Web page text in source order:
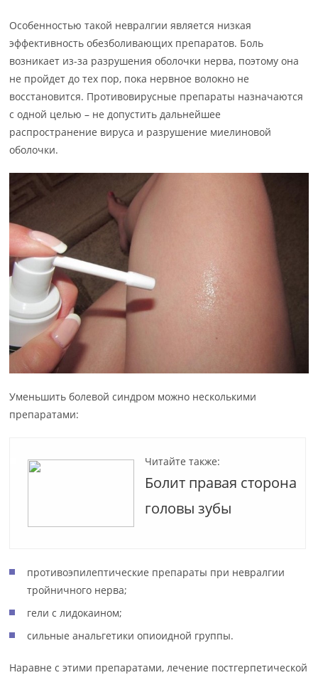
Особенностью такой невралгии является низкая
эффективность обезболивающих препаратов. Боль
возникает из-за разрушения оболочки нерва, поэтому она
не пройдет до тех пор, пока нервное волокно не
восстановится. Противовирусные препараты назначаются
с одной целью – не допустить дальнейшее
распространение вируса и разрушение миелиновой
оболочки.
Уменьшить болевой синдром можно несколькими
препаратами:
Читайте также:
Болит правая сторона
головы зубы
противоэпилептические препараты при невралгии
тройничного нерва;
гели с лидокаином;
сильные анальгетики опиоидной группы.
Наравне с этими препаратами, лечение постгерпетической